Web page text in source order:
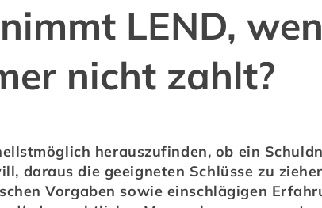
LEND,
nicht zahlt?
herauszufinden, ob ein
daraus die geeigneten Schlüsse zu
Vorgaben sowie einschlägigen